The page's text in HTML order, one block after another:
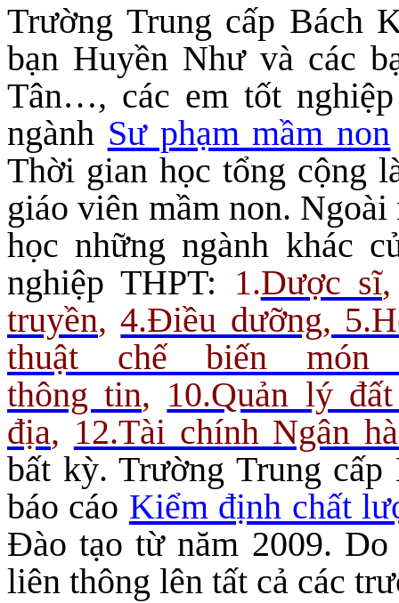
Trường Trung cấp Bách
bạn Huyền Như và các
Tân…, các em tốt
ngành Sư phạm mầm non
Thời gian học tổng cộng
giáo viên mầm non.
học những ngành khác
nghiệp THPT: 1.Dược sĩ
truyền,4.Điều dưỡng,
thuật chế biến món
thông tin, 10.Quản lý
địa, 12.Tài chính Ngân
bất kỳ. Trường Trung
báo cáo Kiểm định chất
Đào tạo từ năm 2009.
liên thông lên tất cả các